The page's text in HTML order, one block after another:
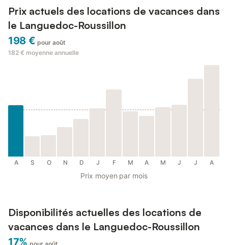
Prix actuels des locations de vacances dans
le Languedoc-Roussillon
198 € pour août
182 € moyenne annuelle
A S O N D J F M A M J J A
Prix moyen par mois
Disponibilités actuelles des locations de
vacances dans le Languedoc-Roussillon
17%